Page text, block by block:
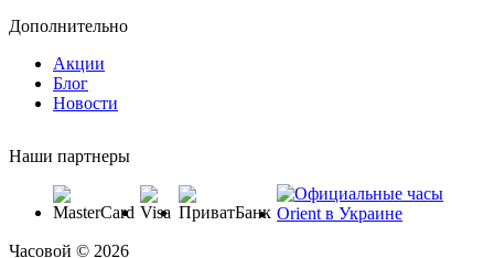
Дополнительно
Акции
Блог
Новости
Наши партнеры
Часовой © 2026